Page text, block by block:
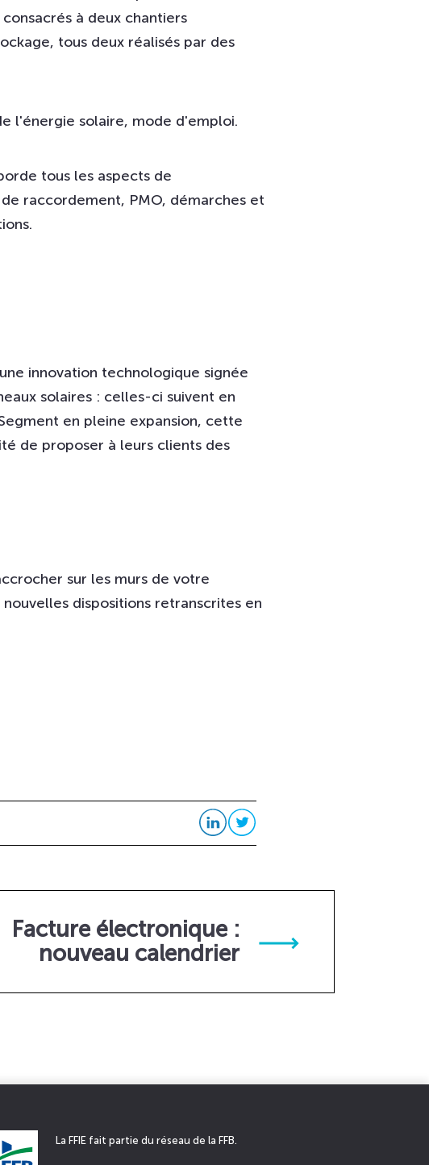
à deux chantiers
tous deux réalisés par des
l'énergie solaire, mode d'emploi.
tous les aspects de
raccordement, PMO, démarches et
innovation technologique signée
solaires : celles-ci suivent en
en pleine expansion, cette
de proposer à leurs clients des
sur les murs de votre
dispositions retranscrites en
Facture électronique :
nouveau calendrier
La FFIE fait partie du réseau de la FFB.